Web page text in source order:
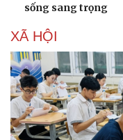
Sức khỏe
Dinh dưỡng - món ngon
Cây thuốc
Sản phụ khoa
Nhi khoa
sống sang trọng
XÃ HỘI